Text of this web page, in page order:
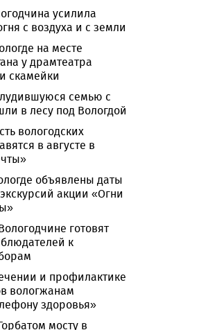
усилила
с воздуха и с земли
на месте
у драмтеатра
скамейки
семью с
в лесу под Вологдой
вологодских
в августе в
объявлены даты
акции «Огни
готовят
к
и профилактике
вологжанам
здоровья»
мосту в